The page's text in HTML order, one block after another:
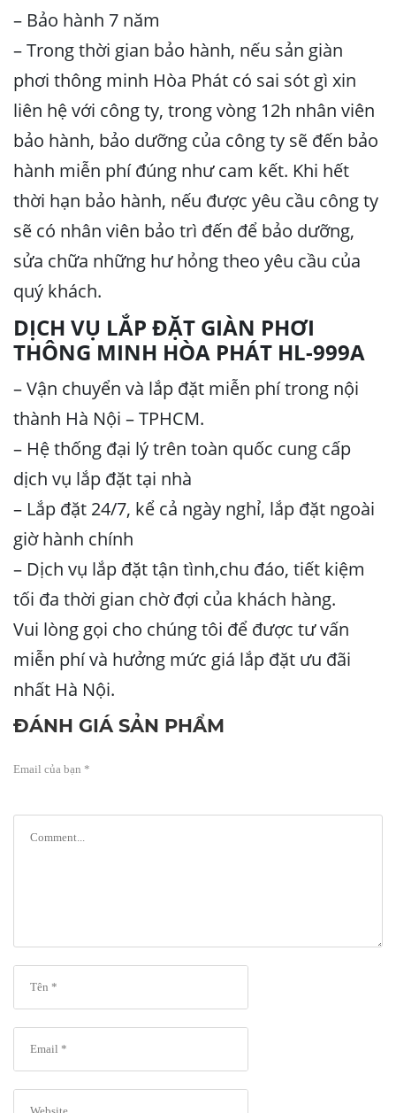
– Bảo hành 7 năm
– Trong thời gian bảo hành, nếu sản giàn
phơi thông minh Hòa Phát có sai sót gì xin
liên hệ với công ty, trong vòng 12h nhân viên
bảo hành, bảo dưỡng của công ty sẽ đến bảo
hành miễn phí đúng như cam kết. Khi hết
thời hạn bảo hành, nếu được yêu cầu công ty
sẽ có nhân viên bảo trì đến để bảo dưỡng,
sửa chữa những hư hỏng theo yêu cầu của
quý khách.
DỊCH VỤ LẮP ĐẶT GIÀN PHƠI
THÔNG MINH HÒA PHÁT HL-999A
– Vận chuyển và lắp đặt miễn phí trong nội
thành Hà Nội – TPHCM.
– Hệ thống đại lý trên toàn quốc cung cấp
dịch vụ lắp đặt tại nhà
– Lắp đặt 24/7, kể cả ngày nghỉ, lắp đặt ngoài
giờ hành chính
– Dịch vụ lắp đặt tận tình,chu đáo, tiết kiệm
tối đa thời gian chờ đợi của khách hàng.
Vui lòng gọi cho chúng tôi để được tư vấn
miễn phí và hưởng mức giá lắp đặt ưu đãi
nhất Hà Nội.
ĐÁNH GIÁ SẢN PHẨM
Email của bạn *